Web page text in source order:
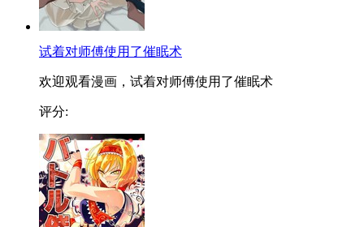
试着对师傅使用了催眠术
欢迎观看漫画，试着对师傅使用了催眠术
评分: